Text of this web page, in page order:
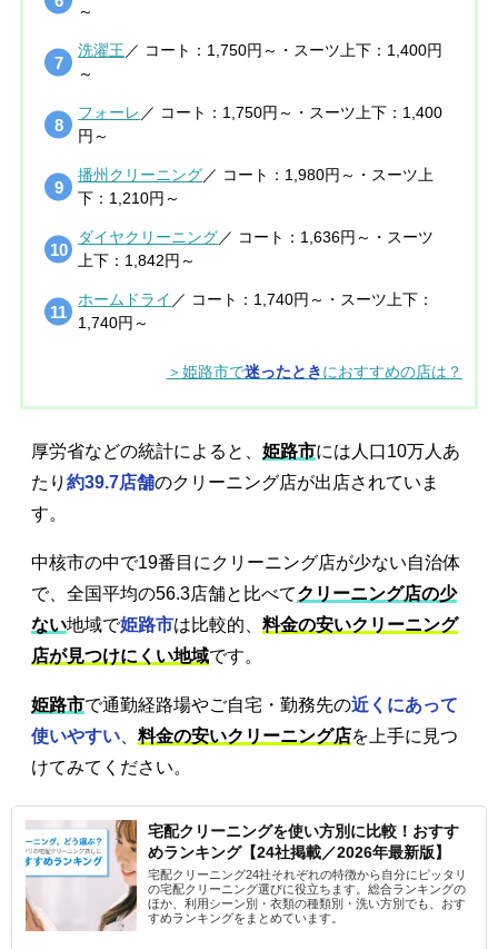
～
洗濯王 ／ コート：1,750円～・スーツ上下：1,400円
～
フォーレ ／ コート：1,750円～・スーツ上下：1,400
円～
播州クリーニング／ コート：1,980円～・スーツ上
下：1,210円～
ダイヤクリーニング／ コート：1,636円～・スーツ
上下：1,842円～
ホームドライ ／ コート：1,740円～・スーツ上下：
1,740円～
＞姫路市で迷ったとき におすすめの店は？
厚労省などの統計によると、 姫路市には人口10万人あ
たり 約39.7店舗のクリーニング店が出店されていま
す。
中核市の中で19番目にクリーニング店が少ない自治体
で、全国平均の56.3店舗と比べてクリーニング店の少
ない地域で姫路市は比較的、 料金の安いクリーニング
店が見つけにくい地域です。
姫路市で通勤経路場やご自宅・勤務先の近くにあって
使いやすい
料金の安いクリーニング店を上手に見つ
けてみてください。
宅配クリーニングを使い方別に比較！おすす
めランキング【24社掲載／2026年最新版】
宅配クリーニング24社それぞれの特徴から自分にピッタリ
の宅配クリーニング選びに役立ちます。総合ランキングの
ほか、利用シーン別・衣類の種類別・洗い方別でも、おす
すめランキングをまとめています。